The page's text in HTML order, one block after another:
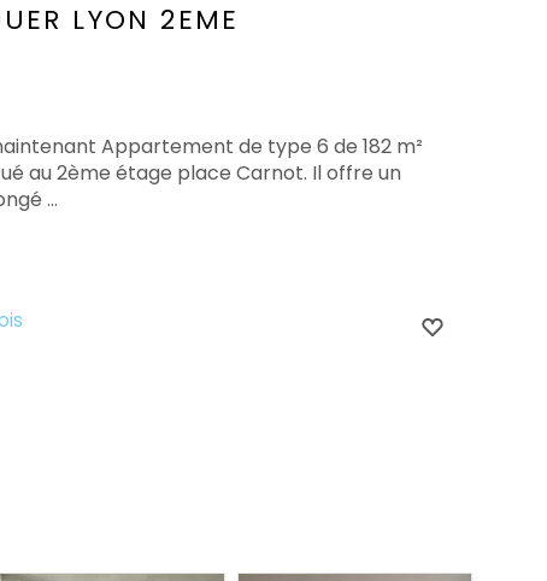
LYON 2EME
Appartement de type 6 de 182 m²
au 2ème étage place Carnot. Il offre un
...